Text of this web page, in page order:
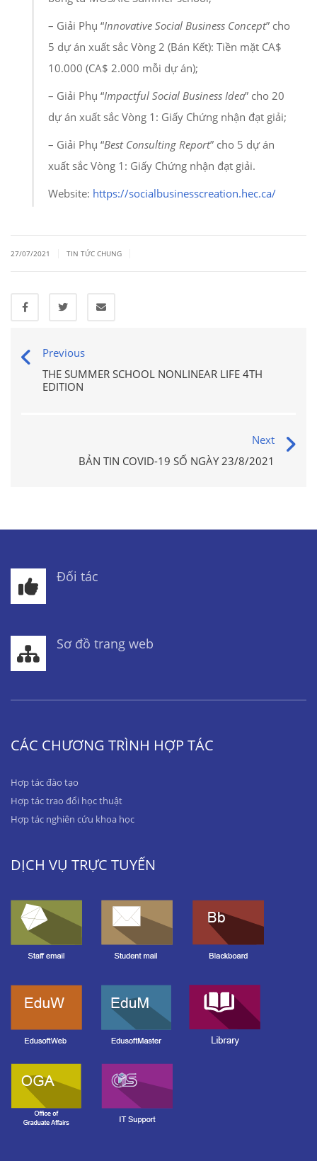
– Giải Phụ “Innovative Social Business Concept” cho
5 dự án xuất sắc Vòng 2 (Bán Kết): Tiền mặt CA$
10.000 (CA$ 2.000 mỗi dự án);
– Giải Phụ “Impactful Social Business Idea” cho 20
dự án xuất sắc Vòng 1: Giấy Chứng nhận đạt giải;
– Giải Phụ “Best Consulting Report” cho 5 dự án
xuất sắc Vòng 1: Giấy Chứng nhận đạt giải.
Website: https://socialbusinesscreation.hec.ca/
27/07/2021 TIN TỨC CHUNG
Previous
THE SUMMER SCHOOL NONLINEAR LIFE 4TH
EDITION
Next
BẢN TIN COVID-19 SỐ NGÀY 23/8/2021
Đối tác
Sơ đồ trang web
CÁC CHƯƠNG TRÌNH HỢP TÁC
Hợp tác đào tạo
Hợp tác trao đổi học thuật
Hợp tác nghiên cứu khoa học
DỊCH VỤ TRỰC TUYẾN